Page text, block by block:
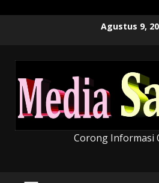
Agustus 9,
Corong Informasi